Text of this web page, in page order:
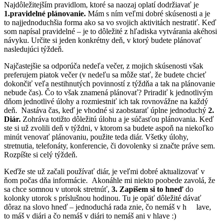
Najdôležitejším pravidlom, ktoré sa naozaj oplatí dodržiavať je
1.pravidelné plánovanie. Mám s ním veľmi dobré skúsenosti a je
to najjednoduchšia forma ako sa vo svojich aktivitách nestratiť. Keď
som napísal pravidelné – je to dôležité z hľadiska vytvárania akéhosi
návyku. Určite si jeden konkrétny deň, v ktorý budete plánovať
nasledujúci týždeň.
Najčastejšie sa odporúča nedeľa večer, z mojich skúsenosti však
preferujem piatok večer (v nedeľu sa môže stať, že budete chcieť
dokončiť veľa nestihnutých povinností z týždňa a tak na plánovanie
nebude čas). Čo to však znamená plánovať? Priradiť k jednotlivým
dňom jednotlivé úlohy a rozmiestniť ich tak rovnovážne na každý
deň. Nastáva čas, keď je vhodné si zaobstarať úplne jednoduchý 2.
Diár. Zohráva totižto dôležitú úlohu a je súčasťou plánovania. Keď
ste si už zvolili deň v týždni, v ktorom sa budete aspoň na niekoľko
minút venovať plánovaniu, použite teda diár. Všetky úlohy,
stretnutia, telefonáty, konferencie, či dovolenky si značte práve sem.
Rozpíšte si celý týždeň.
Keďže ste už začali používať diár, je veľmi dobré aktualizovať v
ňom počas dňa informácie. Akonáhle mi niekto poobede zavolá, že
sa chce somnou v utorok stretnúť, 3. Zapíšem si to hneď do
kolonky utorok s príslušnou hodinou. Tu je opäť dôležité dávať
dôraz na slovo hneď – jednoduchá rada znie, čo nemáš v h
lave,
to máš v diári a čo nemáš v diári to nemáš ani v hlave :)